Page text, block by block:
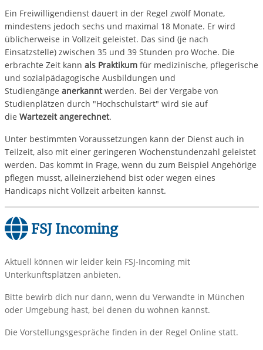
Ein Freiwilligendienst dauert in der Regel zwölf Monate,
mindestens jedoch sechs und maximal 18 Monate. Er wird
üblicherweise in Vollzeit geleistet. Das sind (je nach
Einsatzstelle) zwischen 35 und 39 Stunden pro Woche. Die
erbrachte Zeit kann als Praktikumfür medizinische, pflegerische
und sozialpädagogische Ausbildungen und
Studiengänge anerkanntwerden. Bei der Vergabe von
Studienplätzen durch "Hochschulstart" wird sie auf
die Wartezeit angerechnet.
Unter bestimmten Voraussetzungen kann der Dienst auch in
Teilzeit, also mit einer geringeren Wochenstundenzahl geleistet
werden. Das kommt in Frage, wenn du zum Beispiel Angehörige
pflegen musst, alleinerziehend bist oder wegen eines
Handicaps nicht Vollzeit arbeiten kannst.
FSJ Incoming
Aktuell können wir leider kein FSJ-Incoming mit
Unterkunftsplätzen anbieten.
Bitte bewirb dich nur dann, wenn du Verwandte in München
oder Umgebung hast, bei denen du wohnen kannst.
Die Vorstellungsgespräche finden in der Regel Online statt.